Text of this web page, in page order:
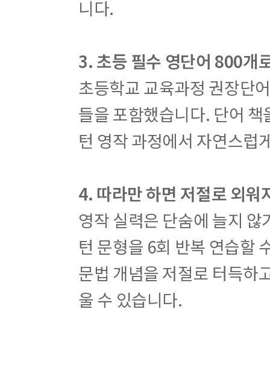
니다.
3. 초등 필수 영단어 800개
초등학교 교육과정 권장단
들을 포함했습니다. 단어
턴 영작 과정에서 자연스럽
4. 따라만 하면 저절로 외워
영작 실력은 단숨에 늘지
턴 문형을 6회 반복 연습할
문법 개념을 저절로 터득하
울 수 있습니다.